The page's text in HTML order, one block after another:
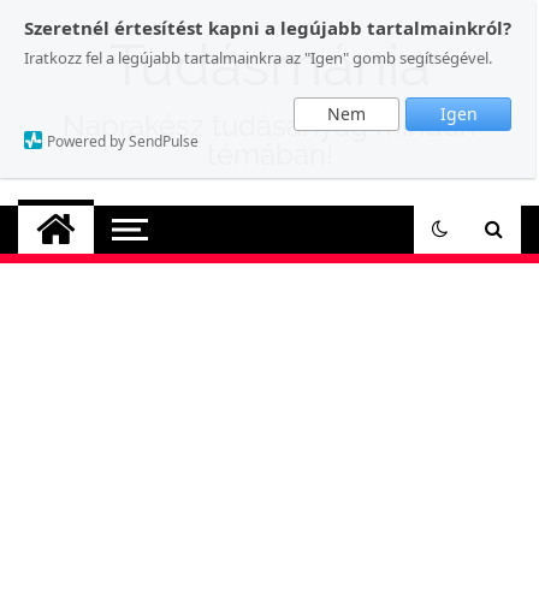
Szeretnél értesítést kapni a legújabb tartalmainkról?
Iratkozz fel a legújabb tartalmainkra az "Igen" gomb segítségével.
Nem Igen
Powered by SendPulse
content
Tudásmánia
Naprakész tudásanyag minden